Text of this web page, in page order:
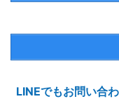
LINEでもお問い合